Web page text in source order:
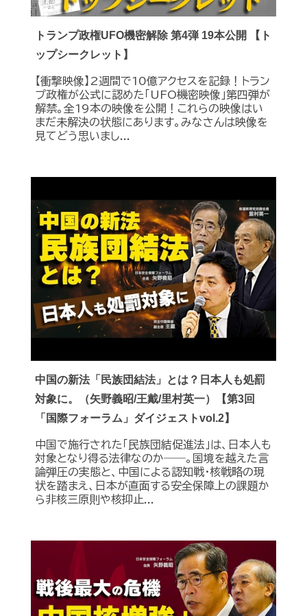
トランプ政権UFO機密解除 第4弾 19本公開 【ト
ップシークレット】
【衝撃映像】2週間で10億アクセスを記録！トラン
プ政権が公式に認めた｢UFO機密映像｣第四弾が
解禁。全19本の映像を公開！これらの映像はい
まだ未解決の状態にあります。みなさんは映像を
見てどう思いまし...
中国の新法「民族団結法」とは？日本人も処罰
対象に。（矢野義昭/王戴/里村英一）【第3回
「国際フォーラム」ダイジェストvol.2】
中国で施行された「民族団結促進法」は、日本人も
対象となり得る法律なのか――。国境を越えた言
論弾圧の実態と、中国による認知戦・核戦略の現
状を踏まえ、日本が直面する安全保障上の課題か
ら非核三原則や核抑止...